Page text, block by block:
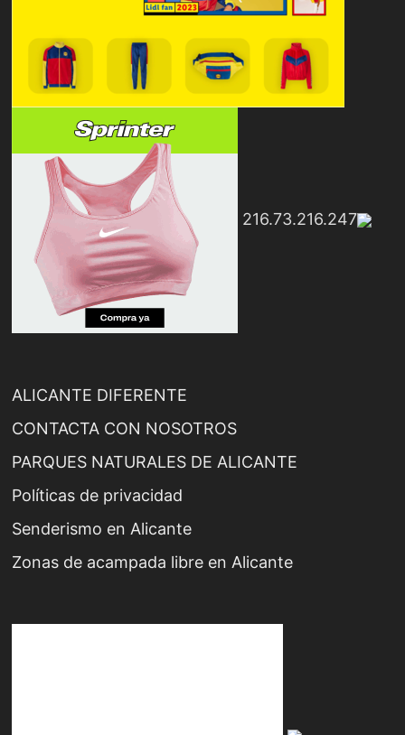
216.73.216.247
ALICANTE DIFERENTE
CONTACTA CON NOSOTROS
PARQUES NATURALES DE ALICANTE
Políticas de privacidad
Senderismo en Alicante
Zonas de acampada libre en Alicante